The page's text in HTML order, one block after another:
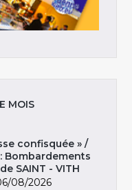
MOIS
confisquée » /
Bombardements
SAINT - VITH
08/2026